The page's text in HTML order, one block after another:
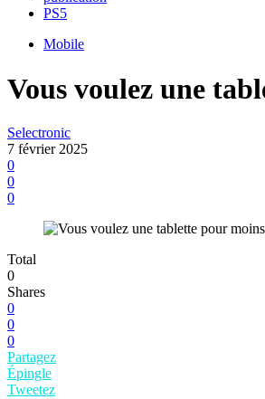
PS5
Mobile
Vous voulez une
Selectronic
7 février 2025
0
0
0
Total
0
Shares
0
0
0
Partagez
Épingle
Tweetez